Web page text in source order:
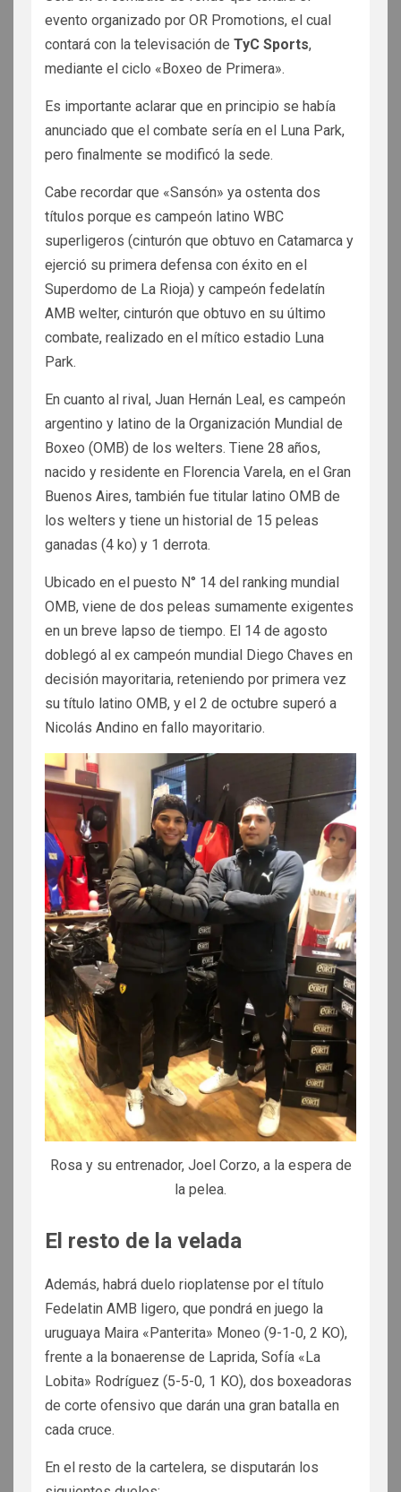
evento organizado por OR Promotions, el cual
contará con la televisación de TyC Sports,
mediante el ciclo «Boxeo de Primera».
Es importante aclarar que en principio se había
anunciado que el combate sería en el Luna Park,
pero finalmente se modificó la sede.
Cabe recordar que «Sansón» ya ostenta dos
títulos porque es campeón latino WBC
superligeros (cinturón que obtuvo en Catamarca y
ejerció su primera defensa con éxito en el
Superdomo de La Rioja) y campeón fedelatín
AMB welter, cinturón que obtuvo en su último
combate, realizado en el mítico estadio Luna
Park.
En cuanto al rival, Juan Hernán Leal, es campeón
argentino y latino de la Organización Mundial de
Boxeo (OMB) de los welters. Tiene 28 años,
nacido y residente en Florencia Varela, en el Gran
Buenos Aires, también fue titular latino OMB de
los welters y tiene un historial de 15 peleas
ganadas (4 ko) y 1 derrota.
Ubicado en el puesto N° 14 del ranking mundial
OMB, viene de dos peleas sumamente exigentes
en un breve lapso de tiempo. El 14 de agosto
doblegó al ex campeón mundial Diego Chaves en
decisión mayoritaria, reteniendo por primera vez
su título latino OMB, y el 2 de octubre superó a
Nicolás Andino en fallo mayoritario.
Rosa y su entrenador, Joel Corzo, a la espera de
la pelea.
El resto de la velada
Además, habrá duelo rioplatense por el título
Fedelatin AMB ligero, que pondrá en juego la
uruguaya Maira «Panterita» Moneo (9-1-0, 2 KO),
frente a la bonaerense de Laprida, Sofía «La
Lobita» Rodríguez (5-5-0, 1 KO), dos boxeadoras
de corte ofensivo que darán una gran batalla en
cada cruce.
En el resto de la cartelera, se disputarán los